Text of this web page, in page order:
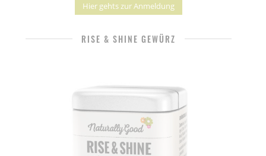
Hier gehts zur Anmeldung
RISE & SHINE GEWÜRZ